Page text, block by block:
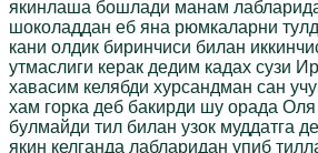
якинлаша бошлади манам
шоколаддан еб яна рюмкаларни
кани олдик биринчиси билан
утмаслиги керак дедим кадах сузи
хавасим келябди хурсандман сан
хам горка деб бакирди шу орада
булмайди тил билан узок муддатга
якин келганда лабларидан упиб